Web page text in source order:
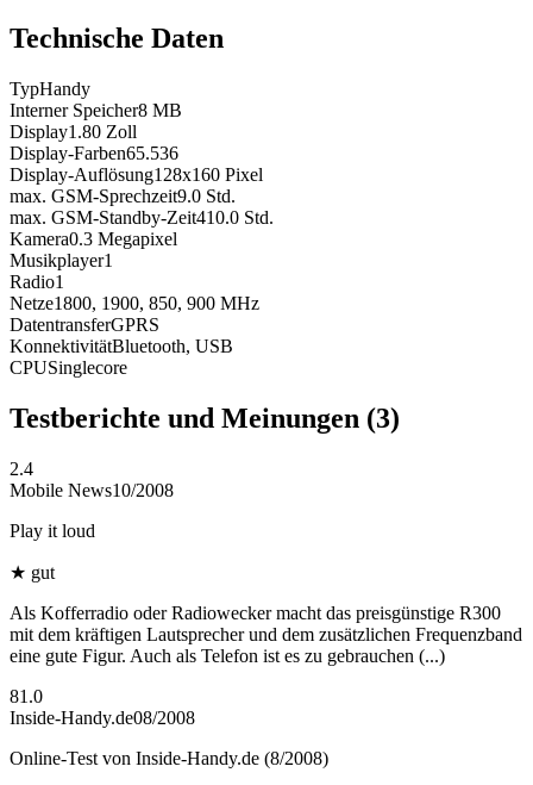
Technische Daten
TypHandy
Interner Speicher8 MB
Display1.80 Zoll
Display-Farben65.536
Display-Auflösung128x160 Pixel
max. GSM-Sprechzeit9.0 Std.
max. GSM-Standby-Zeit410.0 Std.
Kamera0.3 Megapixel
Musikplayer1
Radio1
Netze1800, 1900, 850, 900 MHz
DatentransferGPRS
KonnektivitätBluetooth, USB
CPUSinglecore
Testberichte und Meinungen (3)
2.4
Mobile News10/2008
Play it loud
★ gut
Als Kofferradio oder Radiowecker macht das preisgünstige R300
mit dem kräftigen Lautsprecher und dem zusätzlichen Frequenzband
eine gute Figur. Auch als Telefon ist es zu gebrauchen (...)
81.0
Inside-Handy.de08/2008
Online-Test von Inside-Handy.de (8/2008)